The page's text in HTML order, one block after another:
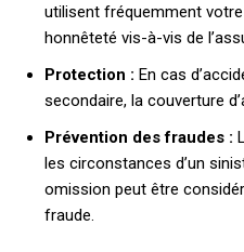
utilisent fréquemment
honnêteté vis-à-vis de
Protection : En cas
secondaire, la couverture
Prévention des fraudes :
les circonstances d’un
omission peut être
fraude.